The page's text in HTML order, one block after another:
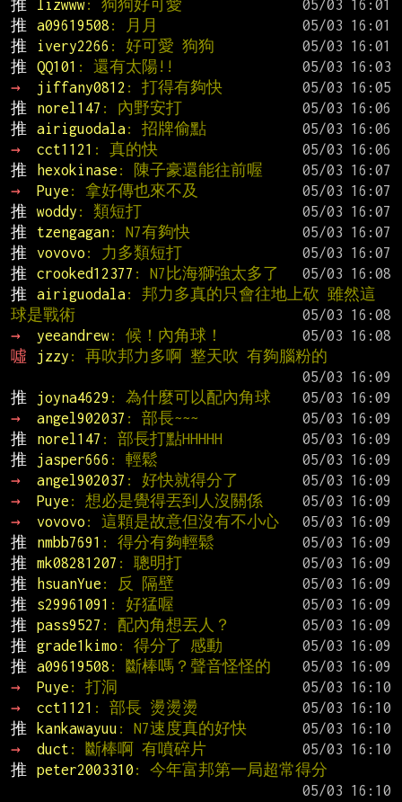
推 lizwww: 狗狗好可愛
推
a09619508 : 月月
推
ivery2266 : 好可愛 狗狗
推
QQ101 : 還有太陽!!
→
jiffany0812 : 打得有夠快
推
norel147 : 內野安打
推
airiguodala: 招牌偷點
→
cct1121 : 真的快
推
hexokinase : 陳子豪還能往前喔
→
Puye : 拿好傳也來不及
推
woddy : 類短打
推
tzengagan: N7有夠快
推
vovovo : 力多類短打
推
crooked12377 : N7比海獅強太多了
推
airiguodala: 邦力多真的只會往地上砍 雖然這
球是戰術
→
yeeandrew: 候！內角球！
噓
jzzy : 再吹邦力多啊 整天吹 有夠腦粉的
推
joyna4629 : 為什麼可以配內角球
→
angel902037 : 部長~~~
推
norel147 : 部長打點HHHHH
推
jasper666 : 輕鬆
→
angel902037 : 好快就得分了
→
Puye : 想必是覺得丟到人沒關係
→
vovovo : 這顆是故意但沒有不小心
推
nmbb7691 : 得分有夠輕鬆
推
mk08281207 : 聰明打
推
hsuanYue : 反 隔壁
推
s29961091 : 好猛喔
推
pass9527 : 配內角想丟人？
推
grade1kimo : 得分了 感動
推
a09619508 : 斷棒嗎？聲音怪怪的
→
Puye : 打洞
→
cct1121 : 部長 燙燙燙
推
kankawayuu : N7速度真的好快
→
duct : 斷棒啊 有噴碎片
推
peter2003310 : 今年富邦第一局超常得分